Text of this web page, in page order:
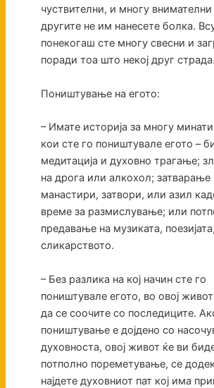
чуствителни, и многу внимателни
другите не им нанесете болка.
понекогаш сте многу свесни и
поради тоа што некој друг страда.
Поништување на егото:
– Имате историја за многу
кои сте го поништувале егото –
медитација и духовно трагање;
на дрога или алкохол; затварање
манастири, затвори, или азил
време за размислување; или
предавање на музиката,
сликарството.
– Без разлика на кој начин сте го
поништувале егото, во овој
да се соочите со последиците.
поништување е дојдено со
духовноста, овој живот ќе ви
потполно пореметување, се
најдете духовниот пат кој има